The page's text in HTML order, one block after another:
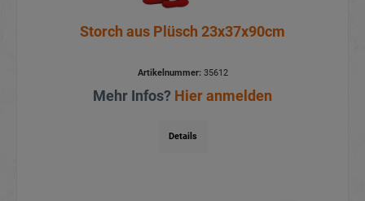
Storch aus Plüsch 23x37x90cm
Artikelnummer:35612
Mehr Infos? Hier anmelden
Details